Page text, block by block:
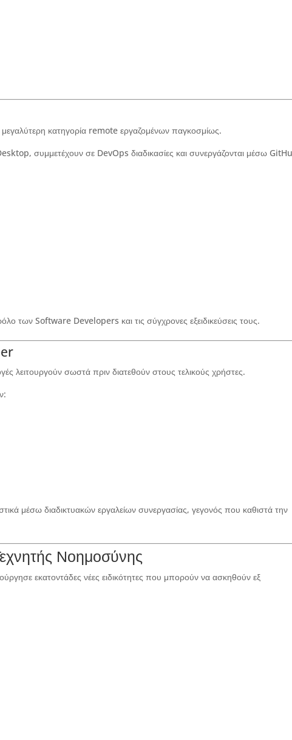
κατηγορία remote εργαζομένων παγκοσμίως.
συμμετέχουν σε DevOps διαδικασίες και συνεργάζονται μέσω
των Software Developers και τις σύγχρονες εξειδικεύσεις τους.
λειτουργούν σωστά πριν διατεθούν στους τελικούς χρήστες.
μέσω διαδικτυακών εργαλείων συνεργασίας, γεγονός που καθιστά την
Νοημοσύνης
εκατοντάδες νέες ειδικότητες που μπορούν να ασκηθούν εξ